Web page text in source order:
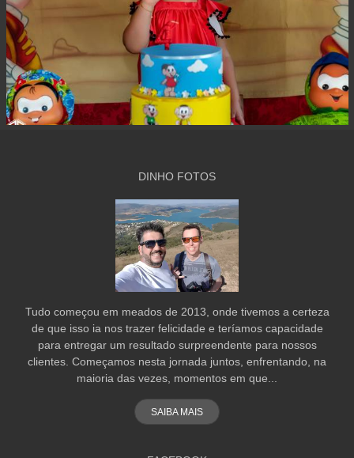
DINHO FOTOS
Tudo começou em meados de 2013, onde tivemos a certeza
de que isso ia nos trazer felicidade e teríamos capacidade
para entregar um resultado surpreendente para nossos
clientes. Começamos nesta jornada juntos, enfrentando, na
maioria das vezes, momentos em que...
SAIBA MAIS